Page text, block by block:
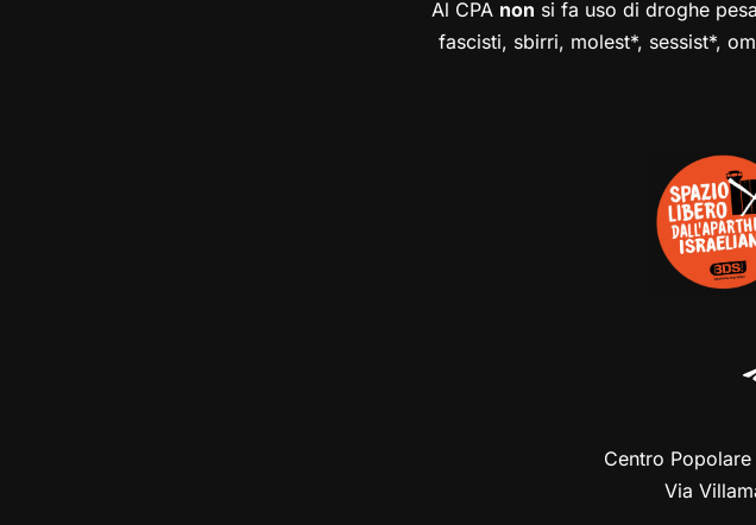
Al CPA non si fa uso di droghe
fascisti, sbirri, molest*, sessist*,
Centro
Via